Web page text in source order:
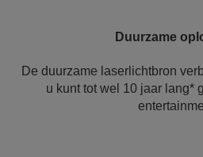
Duurzame
De duurzame laserlichtbron
u kunt tot wel 10 jaar lang*